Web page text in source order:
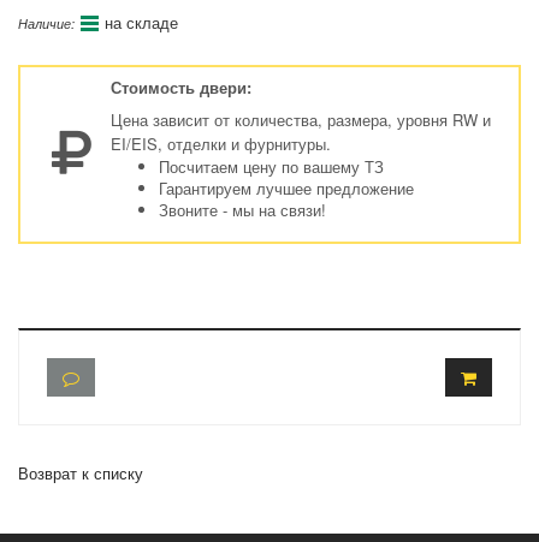
Наличие: на складе
Стоимость двери:
Цена зависит от количества, размера, уровня RW и
EI/EIS, отделки и фурнитуры.
Посчитаем цену по вашему ТЗ
Гарантируем лучшее предложение
Звоните - мы на связи!
Возврат к списку